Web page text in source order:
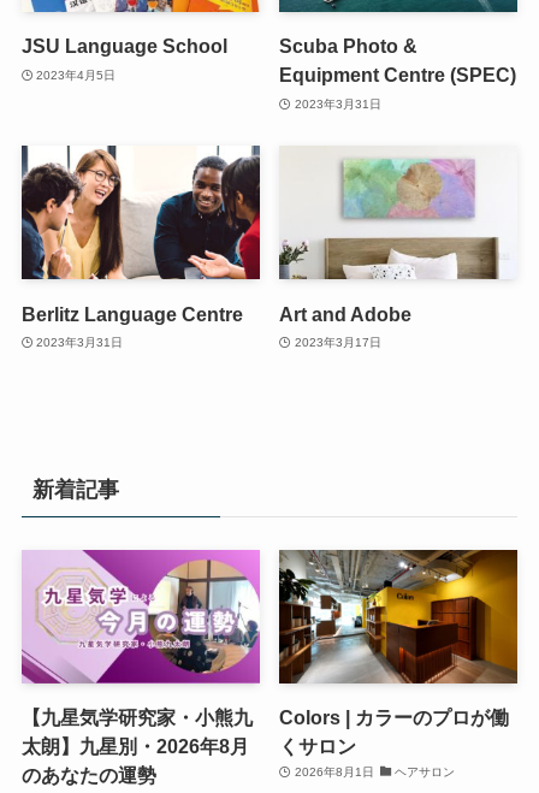
JSU Language School
2023年4月5日
Scuba Photo &
Equipment Centre (SPEC)
2023年3月31日
Berlitz Language Centre
2023年3月31日
Art and Adobe
2023年3月17日
新着記事
【九星気学研究家・小熊九
太朗】九星別・2026年8月
のあなたの運勢
Colors | カラーのプロが働
くサロン
2026年8月1日 ヘアサロン